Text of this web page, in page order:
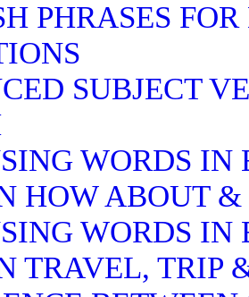
PHRASES
SUBJECT
WORDS
HOW ABOUT
WORDS
TRAVEL, TRIP